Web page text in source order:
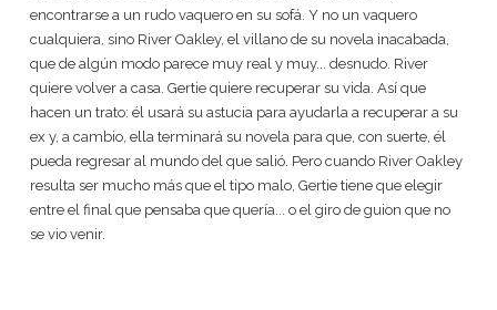
encontrarse a un rudo vaquero en su sofá. Y no un vaquero
cualquiera, sino River Oakley, el villano de su novela inacabada,
que de algún modo parece muy real y muy... desnudo. River
quiere volver a casa. Gertie quiere recuperar su vida. Así que
hacen un trato: él usará su astucia para ayudarla a recuperar a su
ex y, a cambio, ella terminará su novela para que, con suerte, él
pueda regresar al mundo del que salió. Pero cuando River Oakley
resulta ser mucho más que el tipo malo, Gertie tiene que elegir
entre el final que pensaba que quería... o el giro de guion que no
se vio venir.